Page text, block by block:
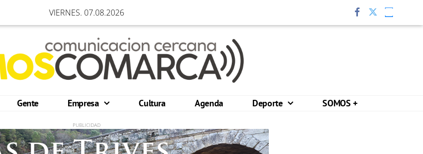
VIERNES. 07.08.2026
Gente Empresa Cultura Agenda Deporte SOMOS +